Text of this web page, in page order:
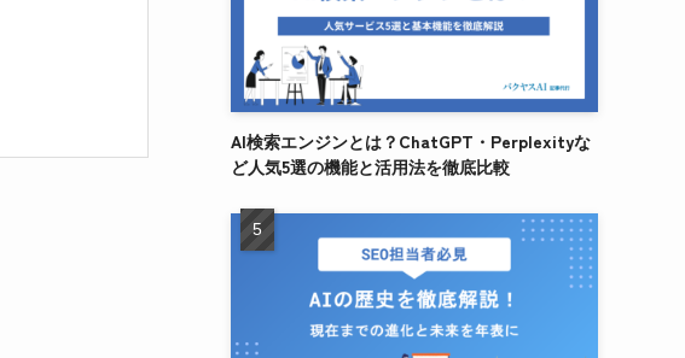
AI検索エンジンとは？ChatGPT・Perplexityな
ど人気5選の機能と活用法を徹底比較